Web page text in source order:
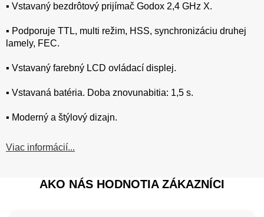
▪️ Vstavaný bezdrôtový prijímač Godox 2,4 GHz X.
▪️ Podporuje TTL, multi režim, HSS, synchronizáciu druhej
lamely, FEC.
▪️ Vstavaný farebný LCD ovládací displej.
▪️ Vstavaná batéria. Doba znovunabitia: 1,5 s.
▪️ Moderný a štýlový dizajn.
Viac informácií...
AKO NÁS HODNOTIA ZÁKAZNÍCI